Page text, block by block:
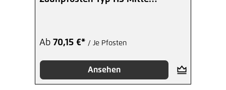
Ab 70,15 €* / Je Pfosten
Ansehen